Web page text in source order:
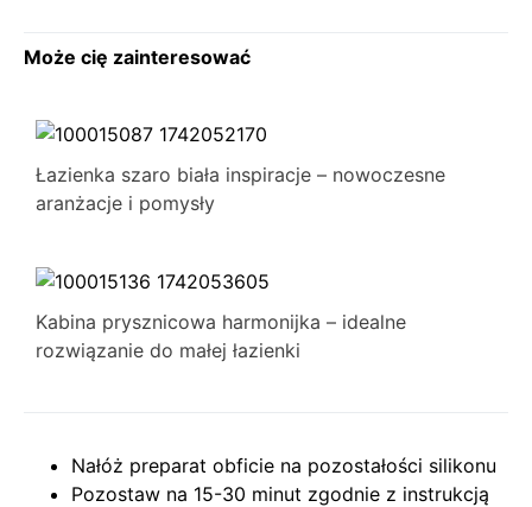
Może cię zainteresować
Łazienka szaro biała inspiracje – nowoczesne
aranżacje i pomysły
Kabina prysznicowa harmonijka – idealne
rozwiązanie do małej łazienki
Nałóż preparat obficie na pozostałości silikonu
Pozostaw na 15-30 minut zgodnie z instrukcją